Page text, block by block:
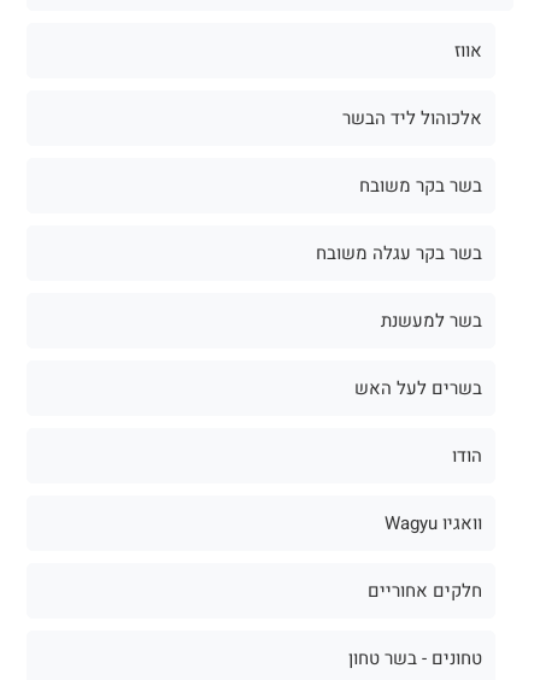
אווז
אלכוהול ליד הבשר
בשר בקר משובח
בשר בקר עגלה משובח
בשר למעשנת
בשרים לעל האש
הודו
וואגיו Wagyu
חלקים אחוריים
טחונים - בשר טחון